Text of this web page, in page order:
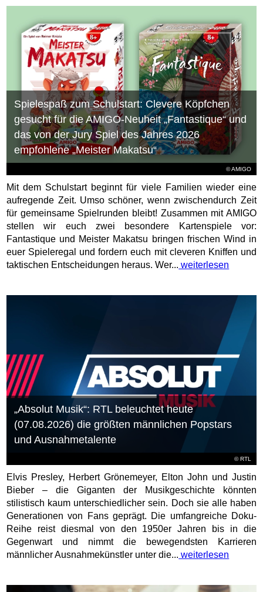
© AMIGO
Spielespaß zum Schulstart: Clevere Köpfchen
gesucht für die AMIGO-Neuheit „Fantastique“ und
das von der Jury Spiel des Jahres 2026
empfohlene „Meister Makatsu“
Mit dem Schulstart beginnt für viele Familien wieder eine
aufregende Zeit. Umso schöner, wenn zwischendurch Zeit
für gemeinsame Spielrunden bleibt! Zusammen mit AMIGO
stellen wir euch zwei besondere Kartenspiele vor:
Fantastique und Meister Makatsu bringen frischen Wind in
euer Spieleregal und fordern euch mit cleveren Kniffen und
taktischen Entscheidungen heraus. Wer... weiterlesen
©RTL
„Absolut Musik“: RTL beleuchtet heute
(07.08.2026) die größten männlichen Popstars
und Ausnahmetalente
Elvis Presley, Herbert Grönemeyer, Elton John und Justin
Bieber – die Giganten der Musikgeschichte könnten
stilistisch kaum unterschiedlicher sein. Doch sie alle haben
Generationen von Fans geprägt. Die umfangreiche Doku-
Reihe reist diesmal von den 1950er Jahren bis in die
Gegenwart und nimmt die bewegendsten Karrieren
männlicher Ausnahmekünstler unter die... weiterlesen